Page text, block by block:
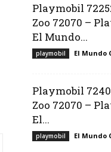
Playmobil
Zoo 72070 –
El Mundo...
playmobil El Mundo
Playmobil
Zoo 72070 –
El...
playmobil El Mundo